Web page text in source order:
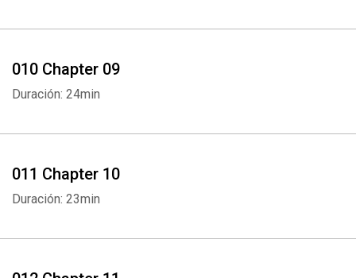
010 Chapter 09
Duración: 24min
011 Chapter 10
Duración: 23min